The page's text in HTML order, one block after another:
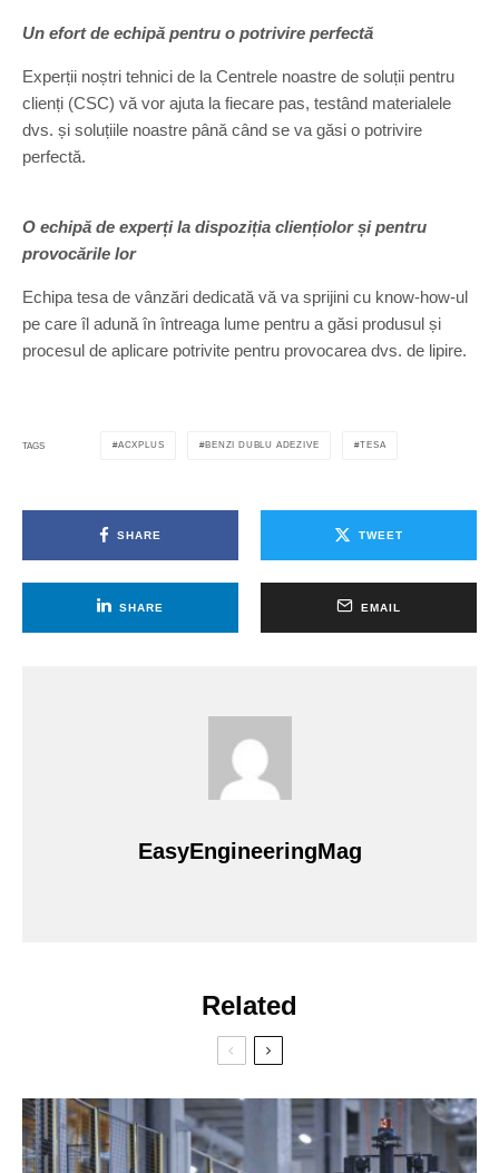
Un efort de echipă pentru o potrivire perfectă
Experții noștri tehnici de la Centrele noastre de soluții pentru
clienți (CSC) vă vor ajuta la fiecare pas, testând materialele
dvs. și soluțiile noastre până când se va găsi o potrivire
perfectă.
O echipă de experți la dispoziția cliențiolor și pentru
provocările lor
Echipa tesa de vânzări dedicată vă va sprijini cu know-how-ul
pe care îl adună în întreaga lume pentru a găsi produsul și
procesul de aplicare potrivite pentru provocarea dvs. de lipire.
TAGS ACXPLUS BENZI DUBLU ADEZIVE TESA
SHARE TWEET
SHARE EMAIL
EasyEngineeringMag
Related